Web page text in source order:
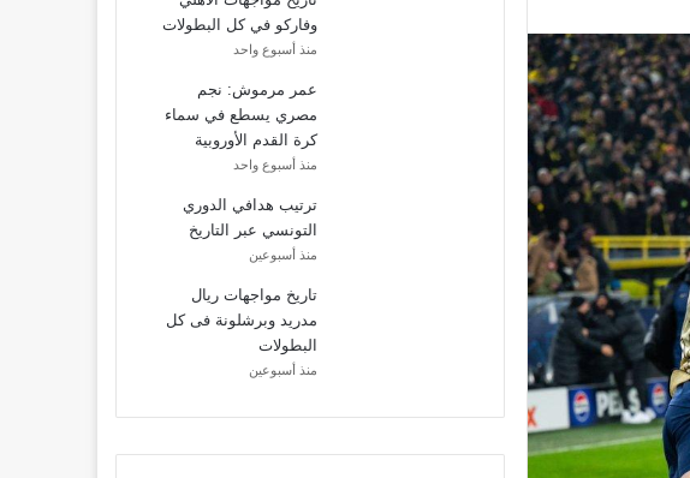
وفاركو في كل البطولات
منذ أسبوع واحد
عمر مرموش: نجم
مصري يسطع في سماء
كرة القدم الأوروبية
منذ أسبوع واحد
ترتيب هدافي الدوري
التونسي عبر التاريخ
منذ أسبوعين
تاريخ مواجهات ريال
مدريد وبرشلونة فى كل
البطولات
منذ أسبوعين